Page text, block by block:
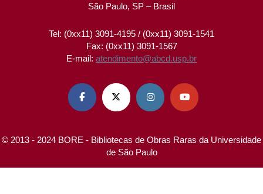
São Paulo, SP – Brasil
Tel: (0xx11) 3091-4195 / (0xx11) 3091-1541
Fax: (0xx11) 3091-1567
E-mail: atendimento@abcd.usp.br
   
© 2013 - 2024 BORE - Bibliotecas de Obras Raras da Universidade
de São Paulo